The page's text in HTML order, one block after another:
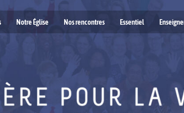
Notre Église Nos rencontres Essentiel